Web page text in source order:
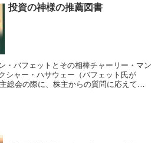
投資の神様の推薦図書
・バフェットとその相棒チャーリー・マン
シャー・ハサウェー（バフェット氏が
総会の際に、株主からの質問に応えて、